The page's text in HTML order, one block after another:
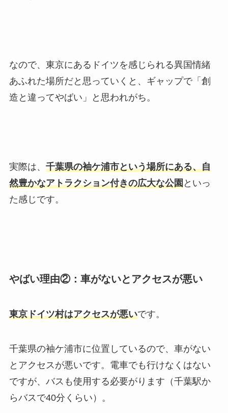
なので、東京にあるドイツを感じられる異国情緒
あふれた場所だと思っていくと、ギャップで「創
造と違ってやばい」と思われがち。
実際は、 千葉県の袖ケ浦市という場所にある、自
然豊かなアトラクション付きの広大な公園といっ
た感じです。
やばい理由②：車がないとアクセスが悪い
東京ドイツ村はアクセスが悪いです。
千葉県の袖ケ浦市に位置しているので、車がない
とアクセスが悪いです。電車でも行けなくはない
ですが、バスも使用する必要がります（千葉駅か
らバスで40分くらい）。